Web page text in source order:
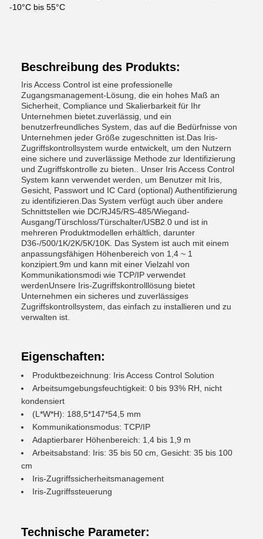
-10°C bis 55°C
Beschreibung des Produkts:
Iris Access Control ist eine professionelle
Zugangsmanagement-Lösung, die ein hohes Maß an
Sicherheit, Compliance und Skalierbarkeit für Ihr
Unternehmen bietet.zuverlässig, und ein
benutzerfreundliches System, das auf die Bedürfnisse von
Unternehmen jeder Größe zugeschnitten ist.Das Iris-
Zugriffskontrollsystem wurde entwickelt, um den Nutzern
eine sichere und zuverlässige Methode zur Identifizierung
und Zugriffskontrolle zu bieten.. Unser Iris Access Control
System kann verwendet werden, um Benutzer mit Iris,
Gesicht, Passwort und IC Card (optional) Authentifizierung
zu identifizieren.Das System verfügt auch über andere
Schnittstellen wie DC/RJ45/RS-485/Wiegand-
Ausgang/Türschloss/Türschalter/USB2.0 und ist in
mehreren Produktmodellen erhältlich, darunter
D36-/500/1K/2K/5K/10K. Das System ist auch mit einem
anpassungsfähigen Höhenbereich von 1,4 ~ 1
konzipiert.9m und kann mit einer Vielzahl von
Kommunikationsmodi wie TCP/IP verwendet
werdenUnsere Iris-Zugriffskontrolllösung bietet
Unternehmen ein sicheres und zuverlässiges
Zugriffskontrollsystem, das einfach zu installieren und zu
verwalten ist.
Eigenschaften:
Produktbezeichnung: Iris Access Control Solution
Arbeitsumgebungsfeuchtigkeit: 0 bis 93% RH, nicht
kondensiert
(L*W*H): 188,5*147*54,5 mm
Kommunikationsmodus: TCP/IP
Adaptierbarer Höhenbereich: 1,4 bis 1,9 m
Arbeitsabstand: Iris: 35 bis 50 cm, Gesicht: 35 bis 100
cm
Iris-Zugriffssicherheitsmanagement
Iris-Zugriffssteuerung
Technische Parameter: